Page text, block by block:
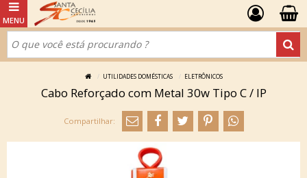
UTILIDADES DOMÉSTICAS ELETRÔNICOS
Cabo Reforçado com Metal 30w Tipo C / IP